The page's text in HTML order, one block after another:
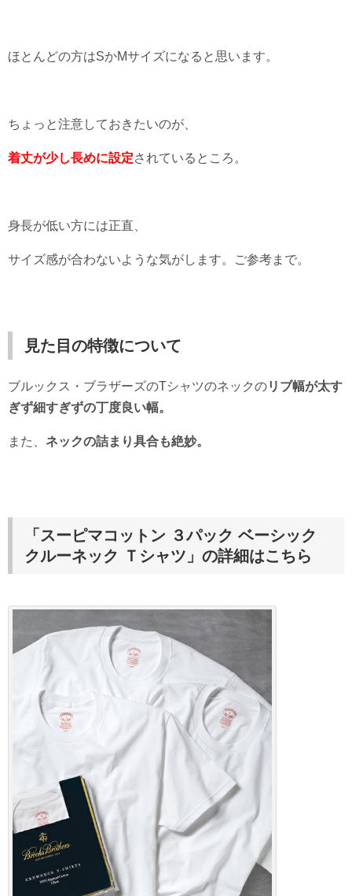
ほとんどの方はSかMサイズになると思います。
ちょっと注意しておきたいのが、
着丈が少し長めに設定されているところ。
身長が低い方には正直、
サイズ感が合わないような気がします。ご参考まで。
見た目の特徴について
ブルックス・ブラザーズのTシャツのネックのリブ幅が太す
ぎず細すぎずの丁度良い幅。
また、 ネックの詰まり具合も絶妙。
「スーピマコットン ３パック ベーシック
クルーネック Ｔシャツ」の詳細はこちら